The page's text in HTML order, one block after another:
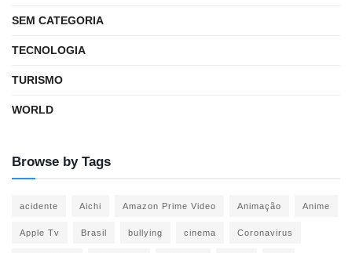
SEM CATEGORIA
TECNOLOGIA
TURISMO
WORLD
Browse by Tags
acidente Aichi Amazon Prime Video Animação Anime
Apple Tv Brasil bullying cinema Coronavirus